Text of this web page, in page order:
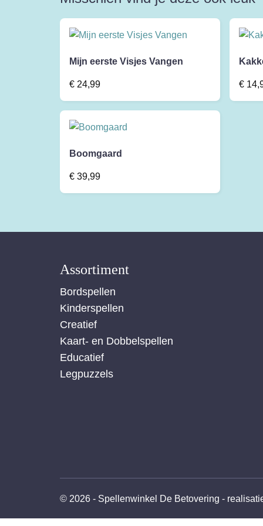
Mijn eerste Visjes Vangen
€ 24,99 €
Boomgaard
€ 39,99
Assortiment
Bordspellen
Kinderspellen
Creatief
Kaart- en Dobbelspellen
Educatief
Legpuzzels
© 2026 - Spellenwinkel De Betovering -